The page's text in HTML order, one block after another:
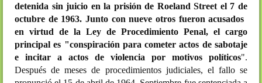
detenida sin juicio en la prisión de Roeland Street el 7 de
octubre de 1963. Junto con nueve otros fueron acusados ​​
en virtud de la Ley de Procedimiento Penal, el cargo
principal es "conspiración para cometer actos de sabotaje
e incitar a actos de violencia por motivos políticos".
Después de meses de procedimientos judiciales, el fallo se